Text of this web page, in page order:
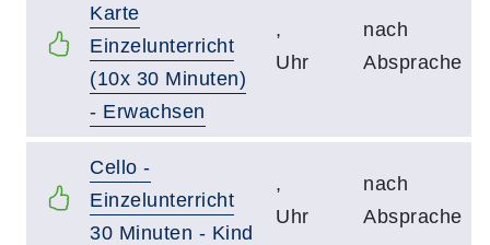
Karte
Einzelunterricht
(10x 30 Minuten)
- Erwachsen
,
Uhr
nach
Absprache
Cello -
Einzelunterricht
30 Minuten - Kind
,
Uhr
nach
Absprache